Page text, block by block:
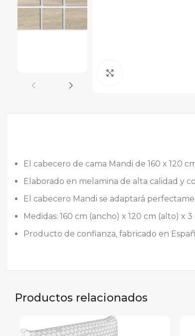
El cabecero de cama Mandi de 160 x 120
Elaborado en melamina de alta calidad y
El cabecero Mandi se adaptará
Medidas: 160 cm (ancho) x 120 cm (alto) x
Producto de confianza, fabricado en
Productos relacionados